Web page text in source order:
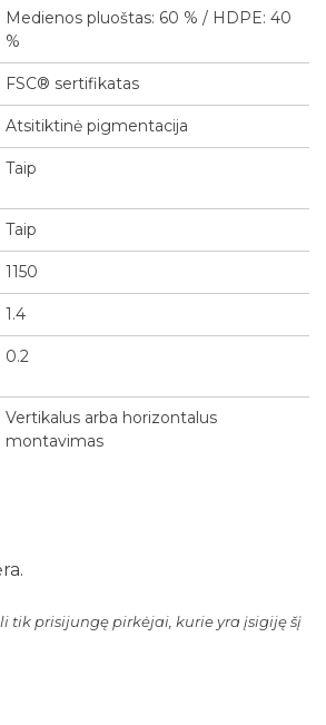
Medienos pluoštas: 60 % / HDPE: 40
%
FSC® sertifikatas
Atsitiktinė pigmentacija
Taip
Taip
1150
1.4
0.2
Vertikalus arba horizontalus
montavimas
tik prisijungę pirkėjai, kurie yra įsigiję šį